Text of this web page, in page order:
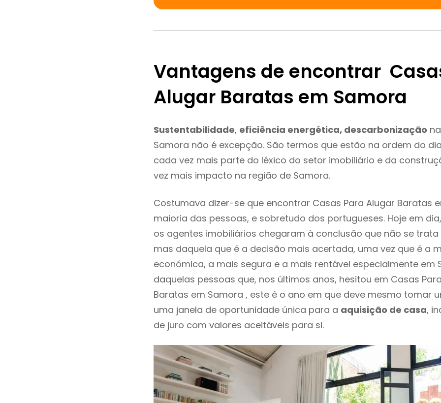
Vantagens de encontrar
Alugar Baratas em Samora
Sustentabilidade, eficiência energética, descarbonização
Samora não é excepção. São termos que estão na ordem do
cada vez mais parte do léxico do setor imobiliário e da
vez mais impacto na região de Samora.
Costumava dizer-se que encontrar Casas Para Alugar Baratas
maioria das pessoas, e sobretudo dos portugueses. Hoje em
os agentes imobiliários chegaram à conclusão que não se
mas daquela que é a decisão mais acertada, uma vez que é a
económica, a mais segura e a mais rentável especialmente em
daquelas pessoas que, nos últimos anos, hesitou em Casas
Baratas em Samora , este é o ano em que deve mesmo tomar
uma janela de oportunidade única para a aquisição de casa,
de juro com valores aceitáveis para si.